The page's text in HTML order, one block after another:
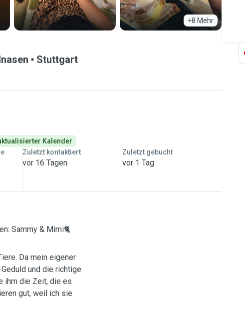
+8 Mehr
Stuttgart
Kalender
Zuletzt kontaktiert
vor 16 Tagen
Zuletzt gebucht
vor 1 Tag
Sammy & Mimi🐈
Da mein eigener
und die richtige
ihm die Zeit, die es
gut, weil ich sie